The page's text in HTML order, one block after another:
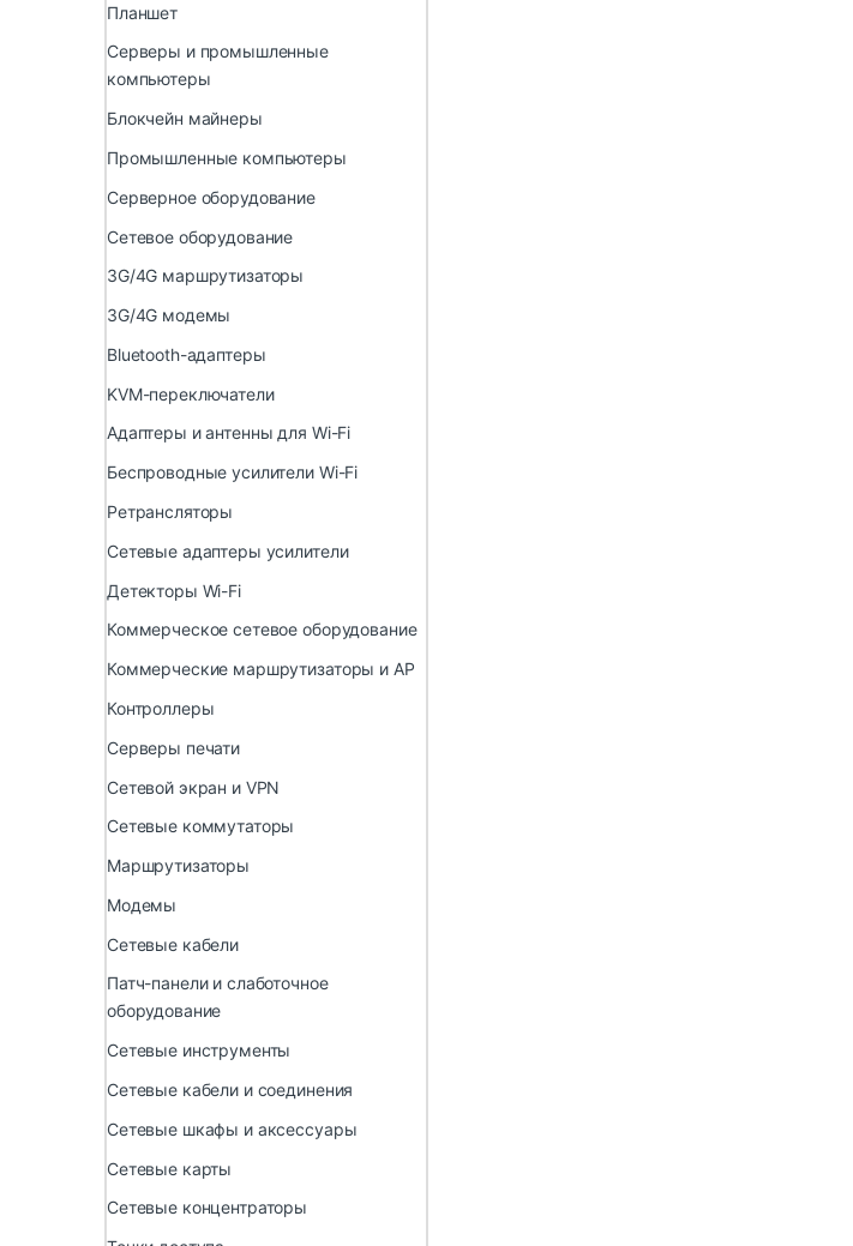
Планшет
Серверы и промышленные
компьютеры
Блокчейн майнеры
Промышленные компьютеры
Серверное оборудование
Сетевое оборудование
3G/4G маршрутизаторы
3G/4G модемы
Bluetooth-адаптеры
KVM-переключатели
Адаптеры и антенны для Wi-Fi
Беспроводные усилители Wi-Fi
Ретрансляторы
Сетевые адаптеры усилители
Детекторы Wi-Fi
Коммерческое сетевое оборудование
Коммерческие маршрутизаторы и AP
Контроллеры
Серверы печати
Сетевой экран и VPN
Сетевые коммутаторы
Маршрутизаторы
Модемы
Сетевые кабели
Патч-панели и слаботочное
оборудование
Сетевые инструменты
Сетевые кабели и соединения
Сетевые шкафы и аксессуары
Сетевые карты
Сетевые концентраторы